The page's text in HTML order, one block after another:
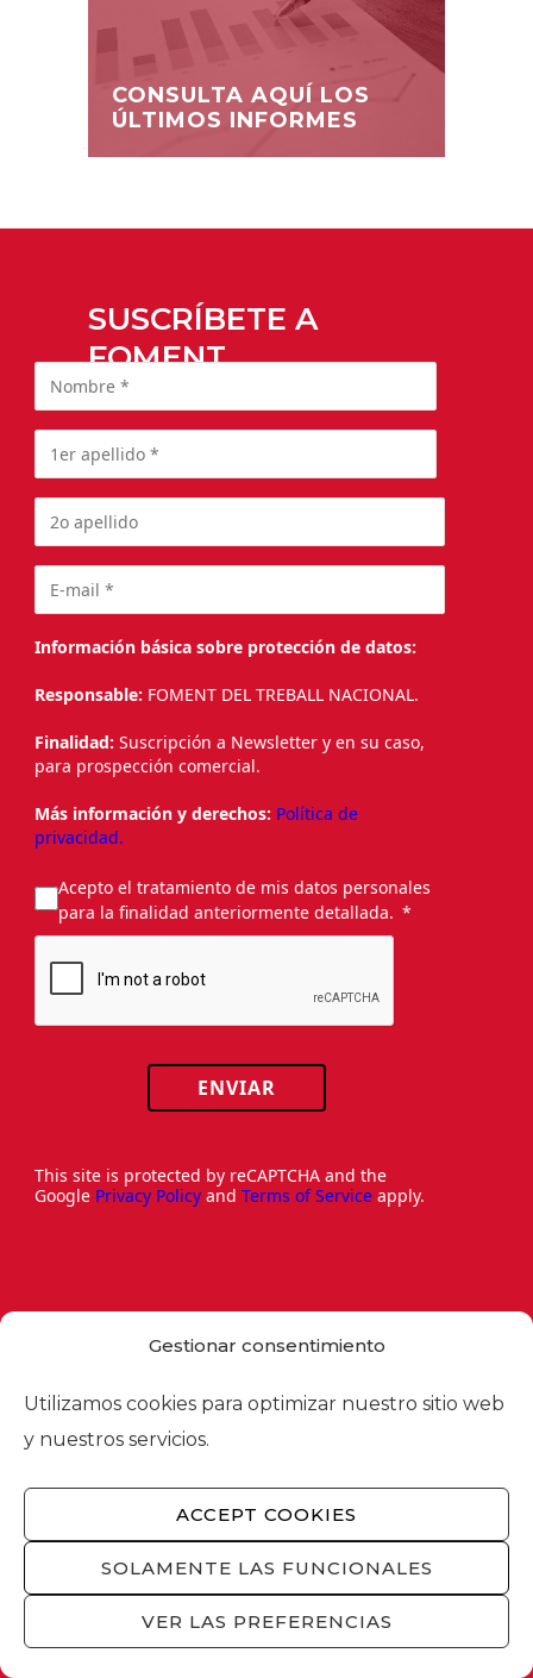
Gestionar consentimiento
Utilizamos cookies para optimizar nuestro sitio web
y nuestros servicios.
ACCEPT COOKIES
SOLAMENTE LAS FUNCIONALES
VER LAS PREFERENCIAS
CONSULTA AQUÍ LOS
ÚLTIMOS INFORMES
SUSCRÍBETE A
FOMENT
Información básica sobre protección de datos:
Responsable: FOMENT DEL TREBALL NACIONAL.
Finalidad: Suscripción a Newsletter y en su caso,
para prospección comercial.
Más información y derechos: Política de
privacidad.
Acepto el tratamiento de mis datos personales
para la finalidad anteriormente detallada.
ENVIAR
This site is protected by reCAPTCHA and the
Google Privacy Policy and Terms of Service apply.
Via Laietana 32, 08003 Barcelona
Tel. 93 484 12 00
foment@foment.com